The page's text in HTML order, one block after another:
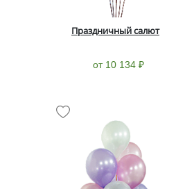
Праздничный салют
от 10 134 ₽